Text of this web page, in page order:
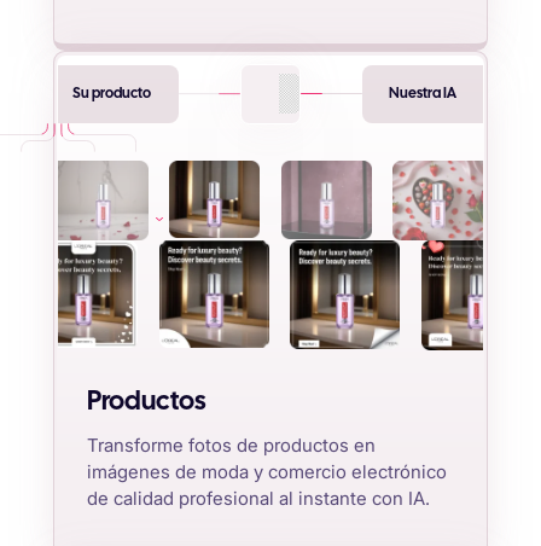
Su producto Nuestra IA
Productos
Transforme fotos de productos en
imágenes de moda y comercio electrónico
de calidad profesional al instante con IA.